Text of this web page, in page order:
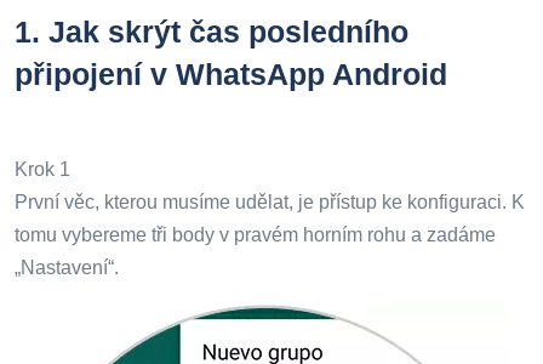
1. Jak skrýt čas posledního
připojení v WhatsApp Android
Krok 1
První věc, kterou musíme udělat, je přístup ke konfiguraci. K
tomu vybereme tři body v pravém horním rohu a zadáme
„Nastavení“.